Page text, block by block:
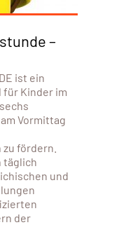
–
ist ein
Kinder im
Vormittag
fördern.
täglich
und
der